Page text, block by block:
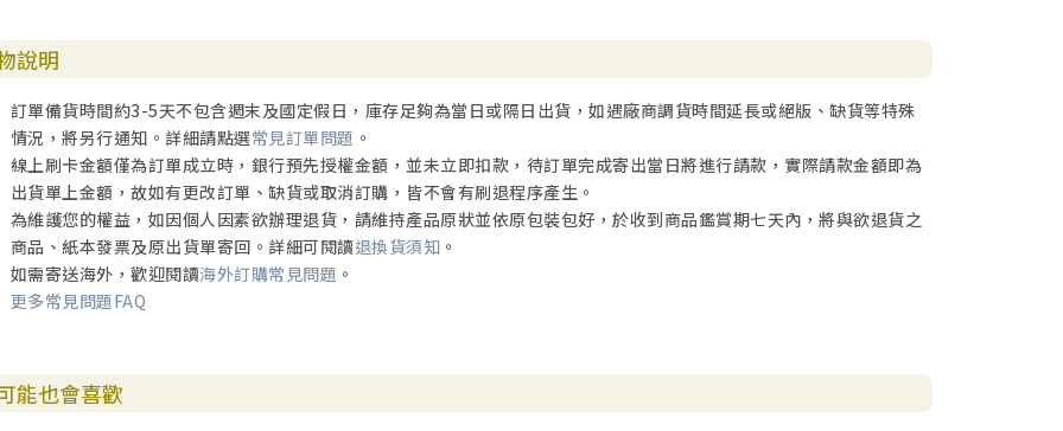
說明
訂單備貨時間約3-5天不包含週末及國定假日，庫存足夠為當日或隔日出貨，如遇廠商調貨時間延長或絕版、缺貨等特殊
情況，將另行通知。詳細請點選常見訂單問題 。
線上刷卡金額僅為訂單成立時，銀行預先授權金額，並未立即扣款，待訂單完成寄出當日將進行請款，實際請款金額即為
出貨單上金額，故如有更改訂單、缺貨或取消訂購，皆不會有刷退程序產生。
為維護您的權益，如因個人因素欲辦理退貨，請維持產品原狀並依原包裝包好，於收到商品鑑賞期七天內，將與欲退貨之
商品、紙本發票及原出貨單寄回。詳細可閱讀退換貨須知 。
如需寄送海外，歡迎閱讀海外訂購常見問題 。
更多常見問題FAQ
能也會喜歡